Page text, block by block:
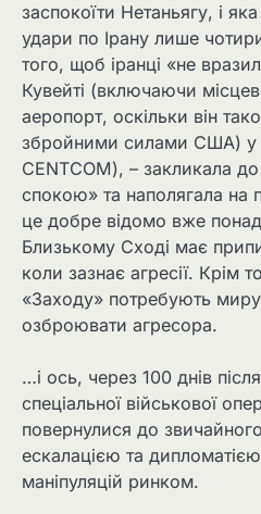
заспокоїти Нетаньягу, і
удари по Ірану лише
того, щоб іранці «не
Кувейті (включаючи
аеропорт, оскільки він
збройними силами США) у
CENTCOM), – закликала
спокою» та наполягала на
це добре відомо вже
Близькому Сході має
коли зазнає агресії. Крім
«Заходу» потребують
озброювати агресора.
…і ось, через 100 днів
спеціальної військової
повернулися до
ескалацією та
маніпуляцій ринком.